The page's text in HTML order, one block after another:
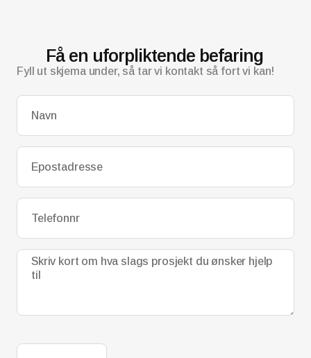
Få en uforpliktende befaring
Fyll ut skjema under, så tar vi kontakt så fort vi kan!